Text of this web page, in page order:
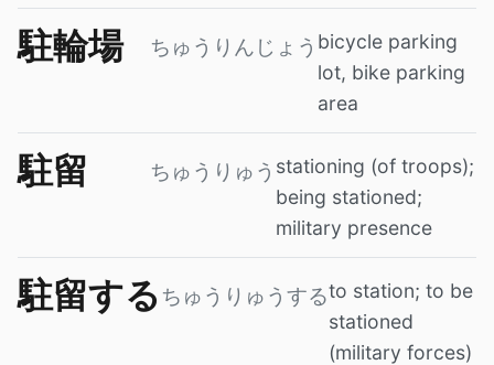
駐輪場 ちゅうりんじょう bicycle parking
lot, bike parking
area
駐留 ちゅうりゅう stationing (of troops);
being stationed;
military presence
駐留する ちゅうりゅうするto station; to be
stationed
(military forces)